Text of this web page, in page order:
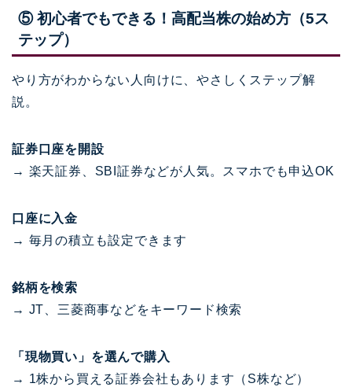
⑤ 初心者でもできる！高配当株の始め方（5ス
テップ）
やり方がわからない人向けに、やさしくステップ解
説。
証券口座を開設
→ 楽天証券、SBI証券などが人気。スマホでも申込OK
口座に入金
→ 毎月の積立も設定できます
銘柄を検索
→ JT、三菱商事などをキーワード検索
「現物買い」を選んで購入
→ 1株から買える証券会社もあります（S株など）